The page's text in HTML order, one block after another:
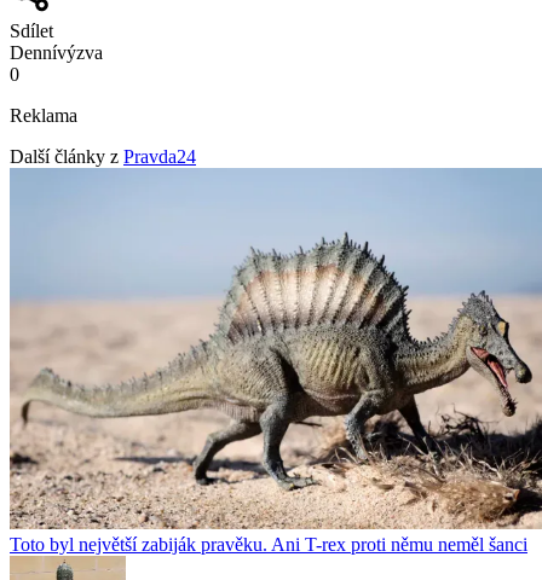
Sdílet
Dennívýzva
0
Reklama
Další články z Pravda24
Toto byl největší zabiják pravěku. Ani T-rex proti němu neměl šanci